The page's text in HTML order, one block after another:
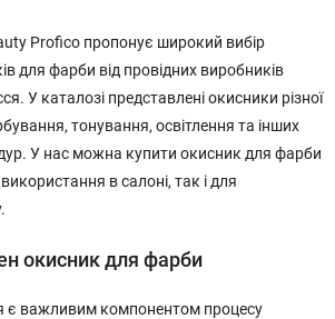
Profico пропонує широкий вибір
для фарби від провідних виробників
У каталозі представлені окисники різної
тонування, освітлення та інших
У нас можна купити окисник для фарби
в салоні, так і для
окисник для фарби
є важливим компонентом процесу